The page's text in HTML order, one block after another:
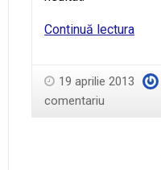
Continuă lecturaLa
19 aprilie 2013
comentariu